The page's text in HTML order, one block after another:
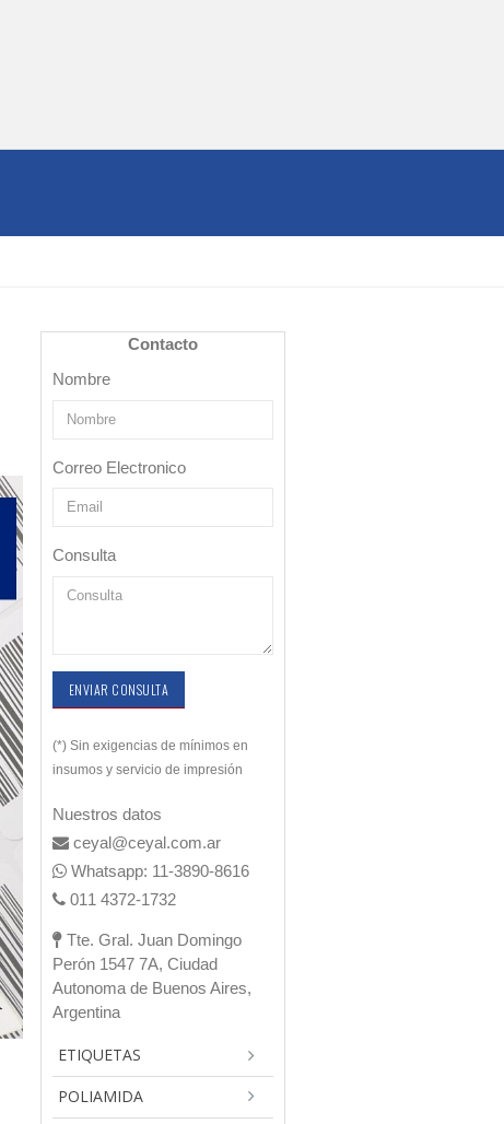
Contacto
Nombre
Correo Electronico
Consulta
ENVIAR CONSULTA
(*) Sin exigencias de mínimos en
insumos y servicio de impresión
Nuestros datos
ceyal@ceyal.com.ar
Whatsapp: 11-3890-8616
011 4372-1732
Tte. Gral. Juan Domingo
Perón 1547 7A, Ciudad
Autonoma de Buenos Aires,
Argentina
ETIQUETAS
POLIAMIDA